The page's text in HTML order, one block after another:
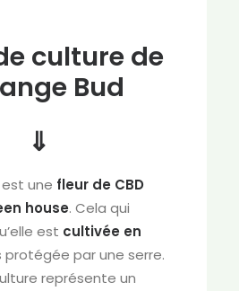
culture de
Bud
⇓
est une fleur de CBD
house. Cela qui
est cultivée en
protégée par une serre.
représente un